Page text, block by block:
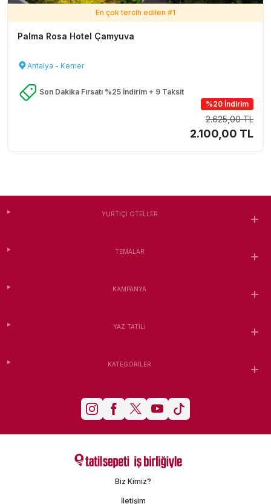
En çok tercih edilen #1
Palma Rosa Hotel Çamyuva
Antalya - Kemer
Son Dakika Fırsatı %25 İndirim + 9 Taksit
%20 İndirim
2.625,00 TL
2.100,00 TL
YURTIÇI OTELLER
TEMALAR
KAMPANYA
YAZ TATILI
KATEGORILER
Biz Kimiz?
İletişim